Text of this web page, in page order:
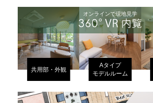
オンラインで現地見学
共用部・外観
Aタイプ
モデルルーム